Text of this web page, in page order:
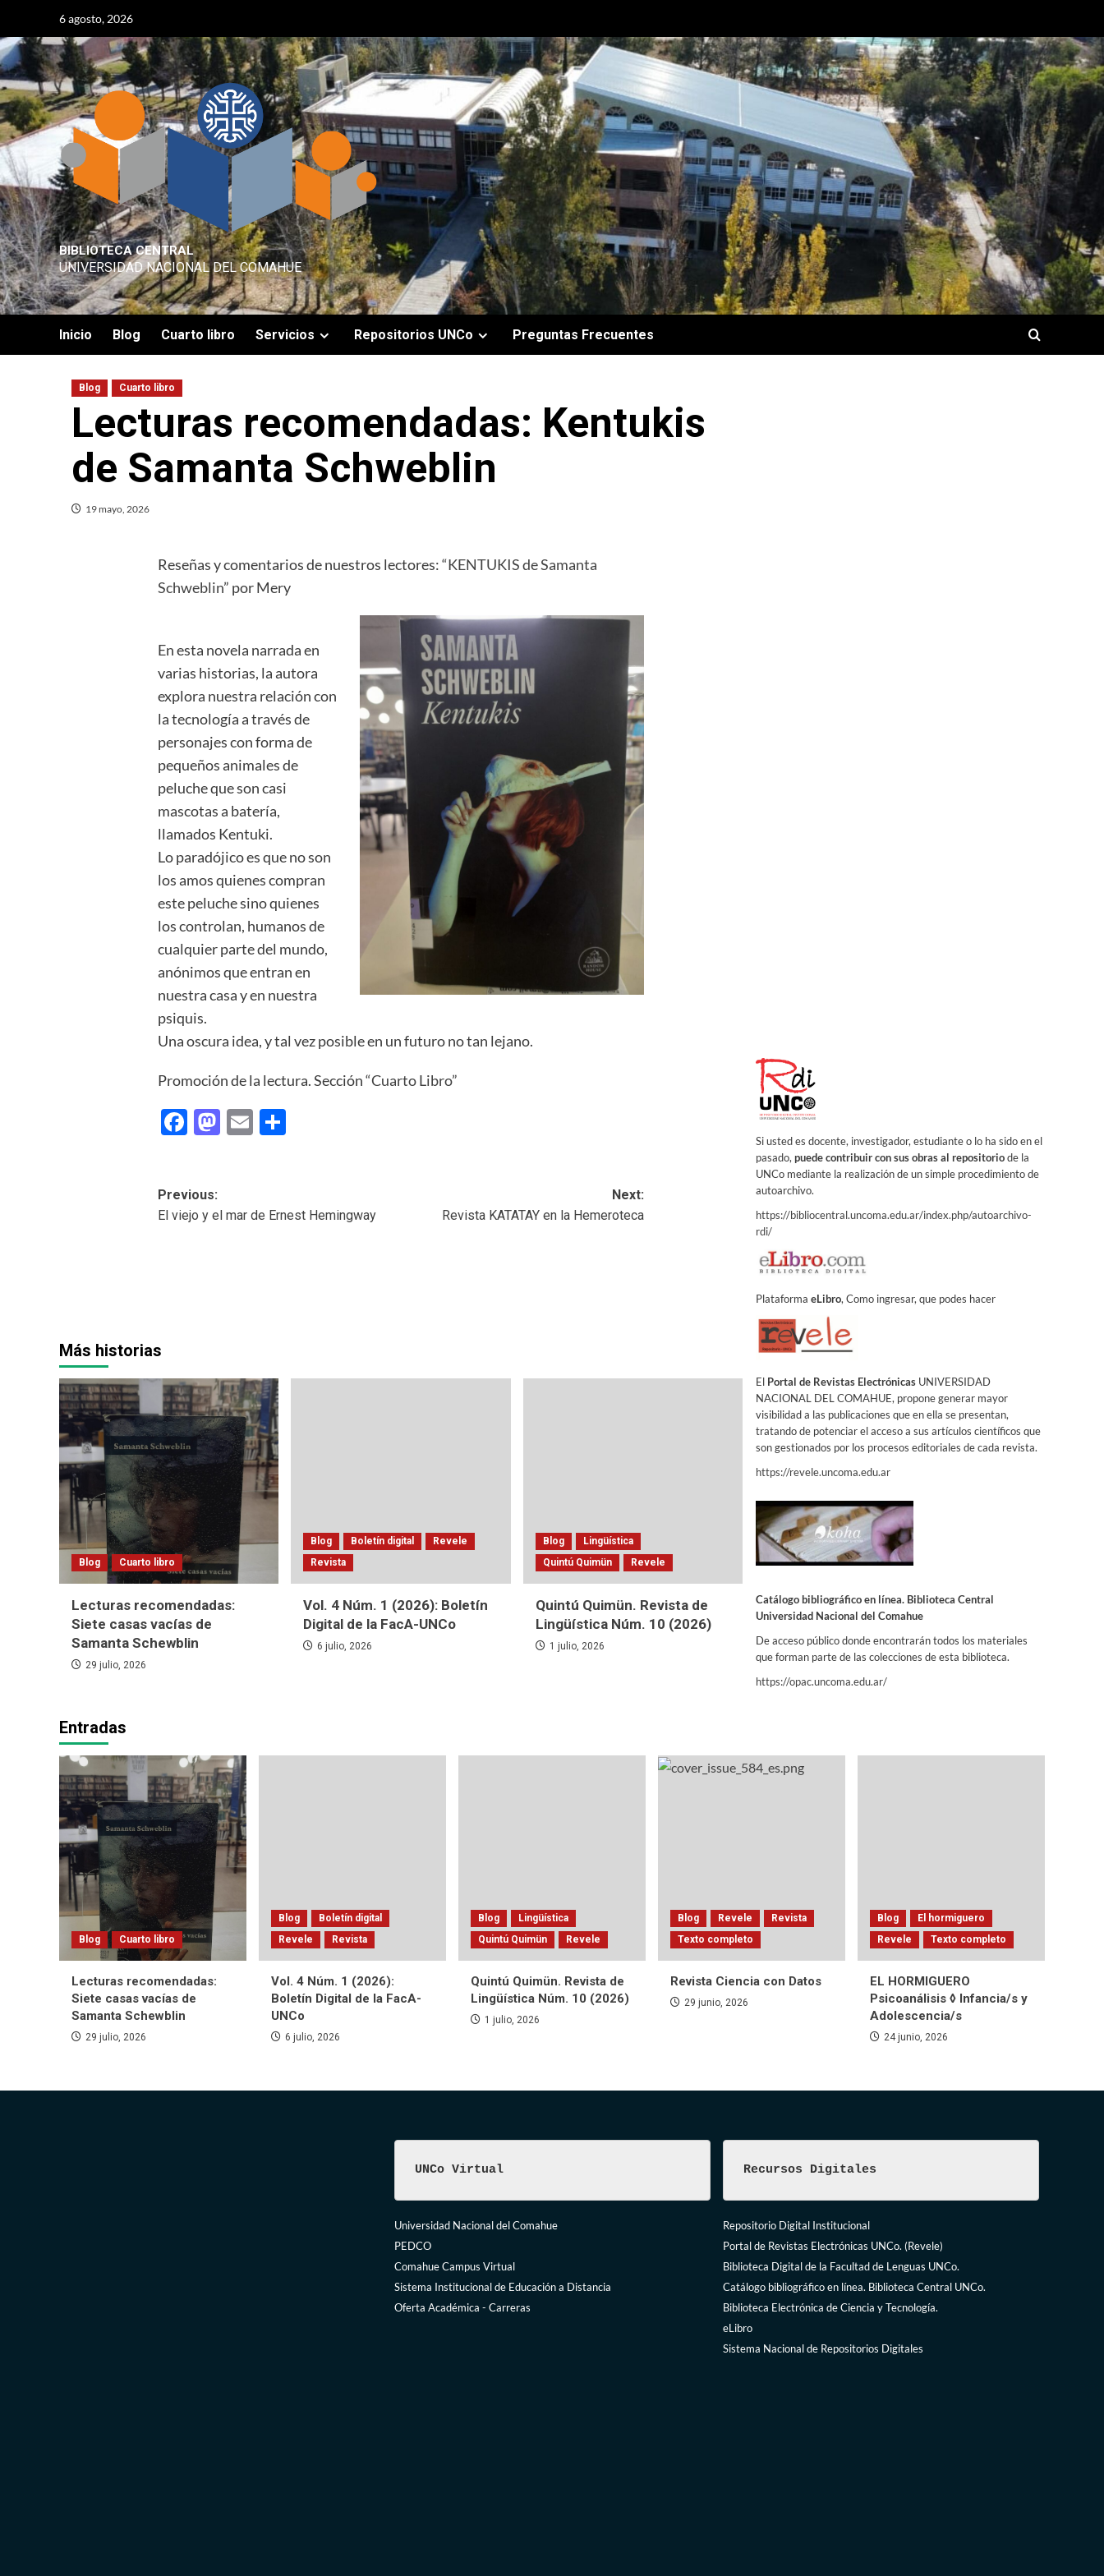
content
6 agosto, 2026
BIBLIOTECA CENTRAL
UNIVERSIDAD NACIONAL DEL COMAHUE
Inicio Blog Cuarto libro Servicios Repositorios UNCo Preguntas Frecuentes
Blog Cuarto libro
Lecturas recomendadas: Kentukis
de Samanta Schweblin
19 mayo, 2026
Reseñas y comentarios de nuestros lectores:“KENTUKIS de Samanta
Schweblin” por Mery
En esta novela narrada en
varias historias, la autora
explora nuestra relación con
la tecnología a través de
personajes con forma de
pequeños animales de
peluche que son casi
mascotas a batería,
llamados Kentuki.
Lo paradójico es que no son
los amos quienes compran
este peluche sino quienes
los controlan, humanos de
cualquier parte del mundo,
anónimos que entran en
nuestra casa y en nuestra
psiquis.
Una oscura idea, y tal vez posible en un futuro no tan lejano.
Promoción de la lectura. Sección“Cuarto Libro”
Facebook
Mastodon
Email
Post
navigation
Previous:
El viejo y el mar de Ernest Hemingway
Next:
Revista KATATAY en la Hemeroteca
Más historias
Blog Cuarto libro
Lecturas recomendadas:
Siete casas vacías de
Samanta Schewblin
29 julio, 2026
Blog Boletín digital
Revele
Revista
Vol. 4 Núm. 1 (2026): Boletín
Digital de la FacA-UNCo
6 julio, 2026
Blog
Lingüística
Quintú Quimün
Revele
Quintú Quimün. Revista de
Lingüística Núm. 10 (2026)
1 julio, 2026
Si usted es docente, investigador, estudiante o lo ha sido en el
pasado, puede contribuir con sus obras al repositoriode la
UNCo mediante la realización de un simple procedimiento de
autoarchivo.
https://bibliocentral.uncoma.edu.ar/index.php/autoarchivo-
rdi/
Plataforma eLibro, Como ingresar, que podes hacer
El Portal de Revistas ElectrónicasUNIVERSIDAD
NACIONAL DEL COMAHUE, propone generar mayor
visibilidad a las publicaciones que en ella se presentan,
tratando de potenciar el acceso a sus artículos científicos que
son gestionados por los procesos editoriales de cada revista.
https://revele.uncoma.edu.ar
Catálogo bibliográfico en línea. Biblioteca Central
Universidad Nacional del Comahue
De acceso público donde encontrarán todos los materiales
que forman parte de las colecciones de esta biblioteca.
https://opac.uncoma.edu.ar/
Entradas
Blog Cuarto libro
Lecturas recomendadas:
Siete casas vacías de
Samanta Schewblin
29 julio, 2026
Blog
Boletín digital
Revele
Revista
Vol. 4 Núm. 1 (2026):
Boletín Digital de la FacA-
UNCo
6 julio, 2026
Blog
Lingüística
Quintú Quimün
Revele
Quintú Quimün. Revista de
Lingüística Núm. 10 (2026)
1 julio, 2026
Blog Revele
Revista
Texto completo
Revista Ciencia con Datos
29 junio, 2026
Blog
El hormiguero
Revele
Texto completo
EL HORMIGUERO
Psicoanálisis ◊ Infancia/s y
Adolescencia/s
24 junio, 2026
UNCo Virtual
Universidad Nacional del Comahue
PEDCO
Comahue Campus Virtual
Sistema Institucional de Educación a Distancia
Oferta Académica - Carreras
Recursos Digitales
Repositorio Digital Institucional
Portal de Revistas Electrónicas UNCo. (Revele)
Biblioteca Digital de la Facultad de Lenguas UNCo.
Catálogo bibliográfico en línea. Biblioteca Central UNCo.
Biblioteca Electrónica de Ciencia y Tecnología.
eLibro
Sistema Nacional de Repositorios Digitales